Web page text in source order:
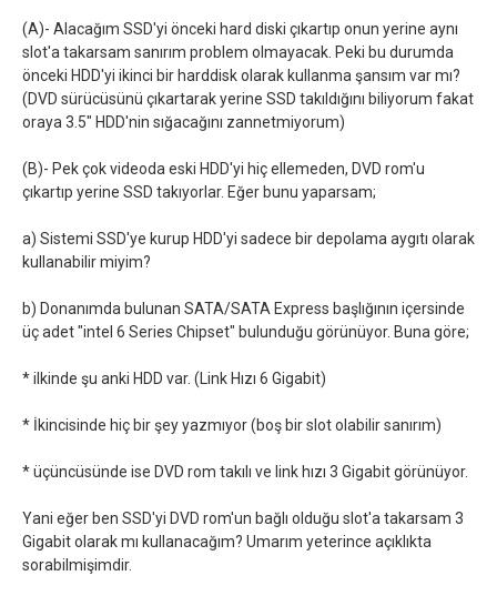
(A)- Alacağım SSD'yi önceki hard diski çıkartıp onun yerine aynı
slot'a takarsam sanırım problem olmayacak. Peki bu durumda
önceki HDD'yi ikinci bir harddisk olarak kullanma şansım var mı?
(DVD sürücüsünü çıkartarak yerine SSD takıldığını biliyorum fakat
oraya 3.5" HDD'nin sığacağını zannetmiyorum)
(B)- Pek çok videoda eski HDD'yi hiç ellemeden, DVD rom'u
çıkartıp yerine SSD takıyorlar. Eğer bunu yaparsam;
a) Sistemi SSD'ye kurup HDD'yi sadece bir depolama aygıtı olarak
kullanabilir miyim?
b) Donanımda bulunan SATA/SATA Express başlığının içersinde
üç adet "intel 6 Series Chipset" bulunduğu görünüyor. Buna göre;
* ilkinde şu anki HDD var. (Link Hızı 6 Gigabit)
* İkincisinde hiç bir şey yazmıyor (boş bir slot olabilir sanırım)
* üçüncüsünde ise DVD rom takılı ve link hızı 3 Gigabit görünüyor.
Yani eğer ben SSD'yi DVD rom'un bağlı olduğu slot'a takarsam 3
Gigabit olarak mı kullanacağım? Umarım yeterince açıklıkta
sorabilmişimdir.